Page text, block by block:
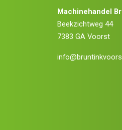
Machinehandel
Beekzichtweg 44
7383 GA Voorst